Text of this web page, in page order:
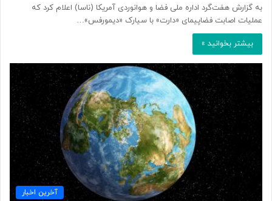
به گزارش هفت‌گرد اداره ملی فضا و هوانوردی آمریکا (ناسا) اعلام کرد که
عملیات اصابت فضاپیمای «دارت» با سیارک «دیمورفس»…
بیشتر بخوانید »
آخرین اخبار